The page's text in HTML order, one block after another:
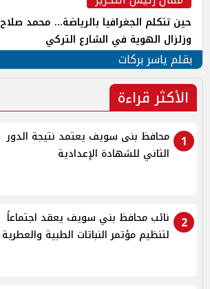
حين تتكلم الجغرافيا بالرياضة... محمد صلاح
وزلزال الهوية في الشارع التركي
بقلم ياسر بركات
الأكثر قراءة
1
محافظ بنى سويف يعتمد نتيجة الدور
الثاني للشهادة الإعدادية
2
نائب محافظ بني سويف يعقد اجتماعاً
لتنظيم مؤتمر النباتات الطبية والعطرية